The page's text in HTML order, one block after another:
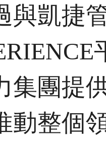
與凱捷
集團提
動整個